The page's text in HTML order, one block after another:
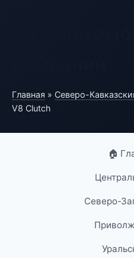
Главная » Северо-
V8 Clutch
🏠
Северо-